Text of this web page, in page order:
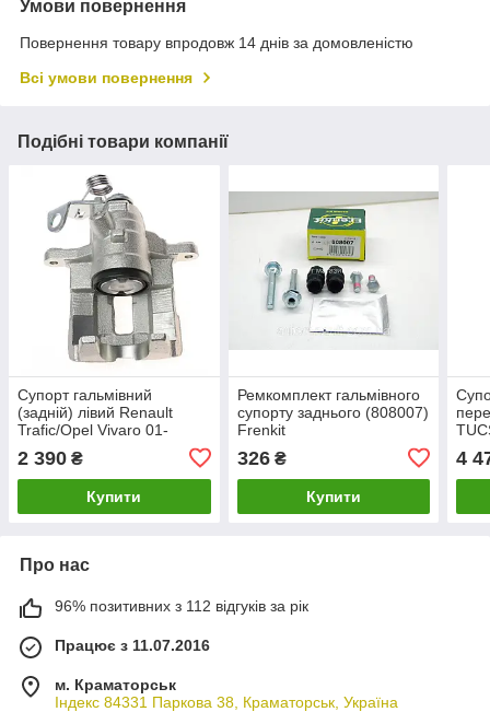
Умови повернення
Повернення товару впродовж 14 днів за домовленістю
Всі умови повернення
Подібні товари компанії
Супорт гальмівний
(задній) лівий Renault
Trafic/Opel Vivaro 01-
Goodrem RM7802
2 390 ₴
Купити
Ремкомплект гальмівного
супорту заднього (808007)
Frenkit
326₴
Купити
4
Про нас
96% позитивних з 112 відгуків за рік
Працює з 11.07.2016
м. Краматорськ
Індекс 84331 Паркова 38, Краматорськ, Україна